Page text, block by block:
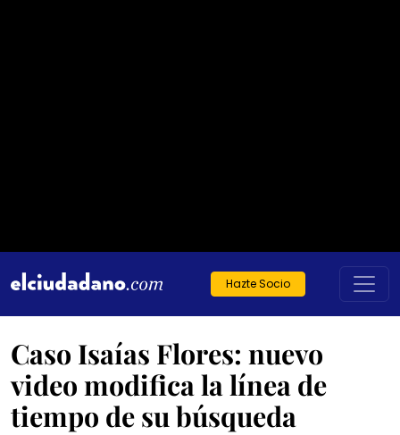
Hazte Socio
Caso Isaías Flores: nuevo
video modifica la línea de
tiempo de su búsqueda